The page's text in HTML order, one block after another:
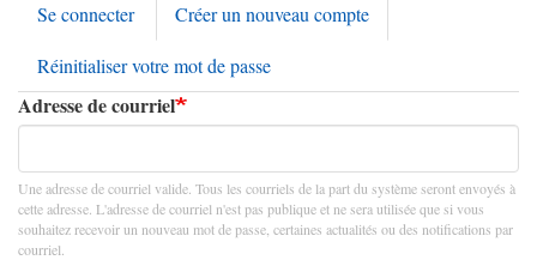
Onglets
principaux
Se connecter Créer un nouveau compte
actif)
Réinitialiser votre mot de passe
Adresse de courriel
Une adresse de courriel valide. Tous les courriels de la part du système seront envoyés à
cette adresse. L'adresse de courriel n'est pas publique et ne sera utilisée que si vous
souhaitez recevoir un nouveau mot de passe, certaines actualités ou des notifications par
courriel.